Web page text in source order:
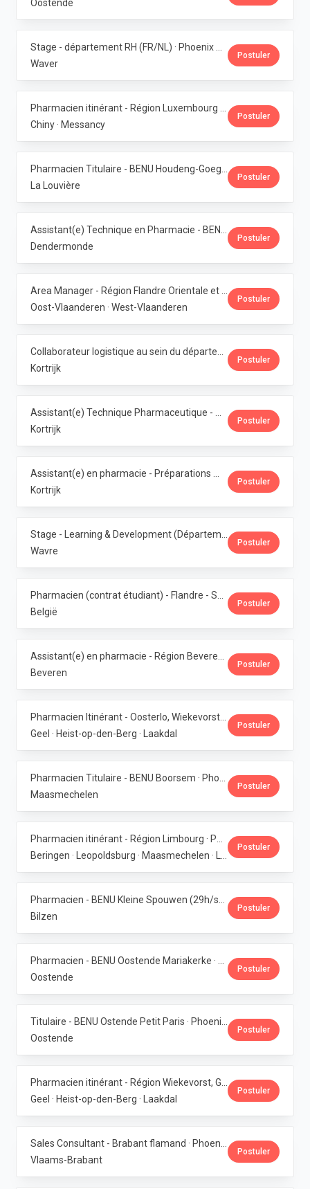
Oostende
Waver
Postuler
Chiny · Messancy
Postuler
La Louvière
Postuler
Dendermonde
Postuler
Oost-Vlaanderen · West-Vlaanderen
Postuler
Kortrijk
Postuler
Kortrijk
Postuler
Kortrijk
Postuler
Wavre
Postuler
België
Postuler
Beveren
Postuler
Geel · Heist-op-den-Berg · Laakdal
Postuler
Maasmechelen
Postuler
Postuler
Bilzen
Postuler
Oostende
Postuler
Oostende
Postuler
Geel · Heist-op-den-Berg · Laakdal
Postuler
Vlaams-Brabant
Postuler